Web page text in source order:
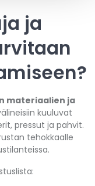
ja
materiaalien ja
kuuluvat
pressut ja pahvit.
tehokkaalle